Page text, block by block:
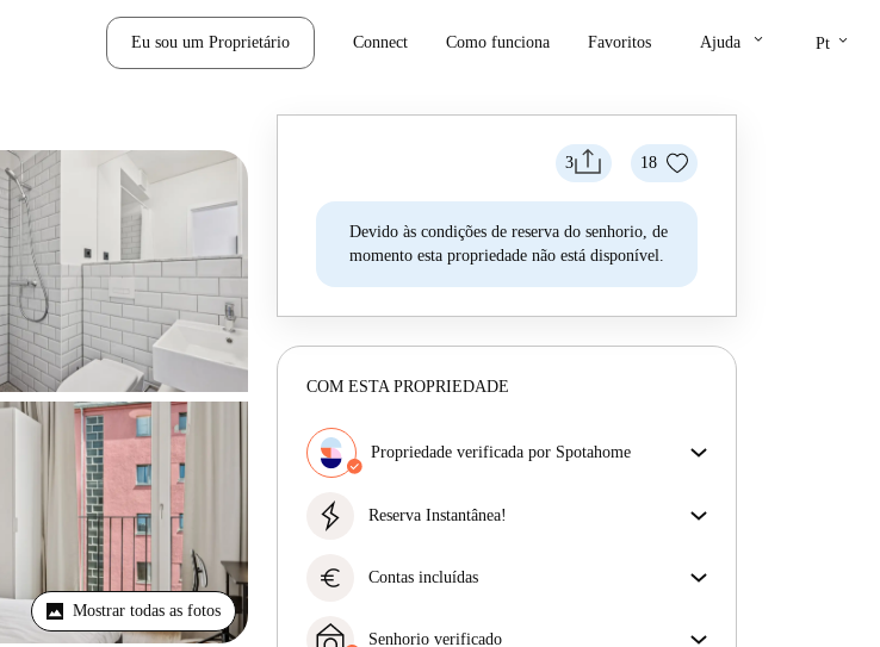
Eu sou um Proprietário Connect Como funciona Favoritos Ajuda keyboard_arrow_down Pt keyboard_arrow_down
Mostrar todas as fotos
3 18
Devido às condições de reserva do senhorio, de
momento esta propriedade não está disponível.
COM ESTA PROPRIEDADE
Propriedade verificada por Spotahome
obténs exatamente o que vês no anúncio.
Reserva Instantânea!
imediatamente se cumprir as
euro Contas incluídas
incluídas. A renda e as contas estão todas incluídas
Senhorio verificado